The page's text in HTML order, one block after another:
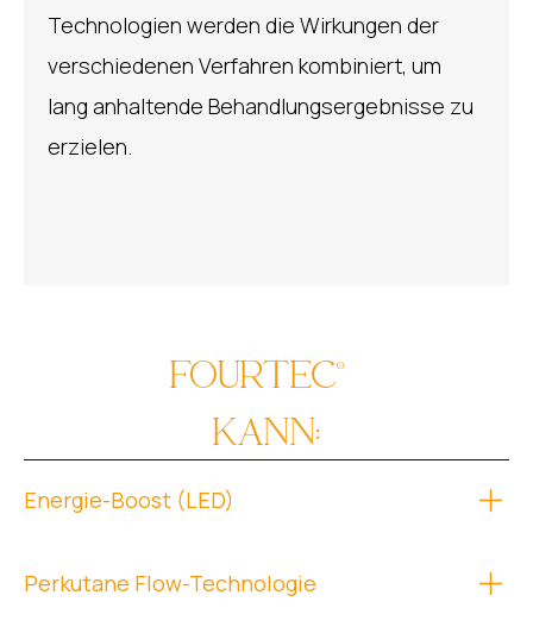
Technologien werden die Wirkungen der
verschiedenen Verfahren kombiniert, um
lang anhaltende Behandlungsergebnisse zu
erzielen.
FOURTEC®
KANN:
Energie-Boost (LED)
Perkutane Flow-Technologie